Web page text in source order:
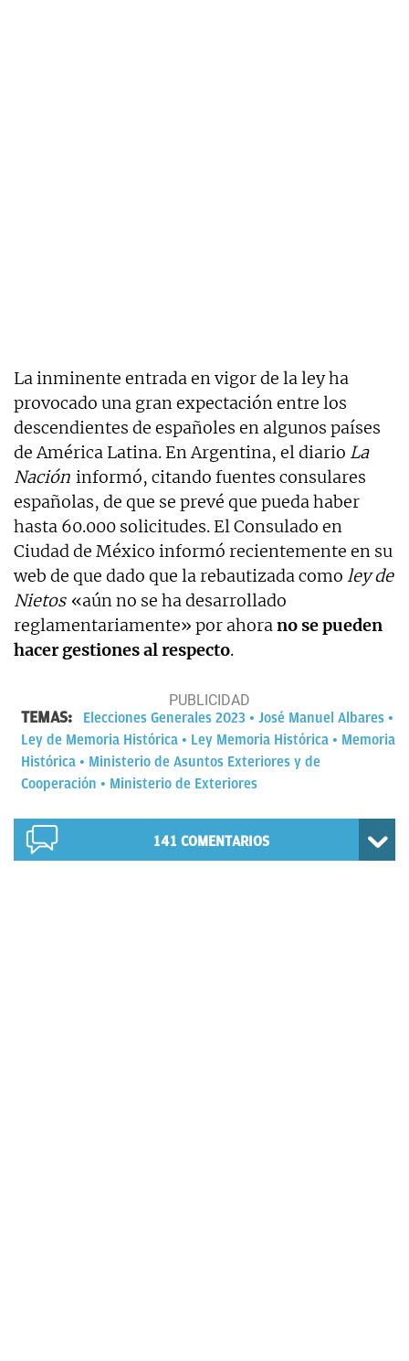
La inminente entrada en vigor de la ley ha
provocado una gran expectación entre los
descendientes de españoles en algunos países
de América Latina. En Argentina, el diario La
Nación informó, citando fuentes consulares
españolas, de que se prevé que pueda haber
hasta 60.000 solicitudes. El Consulado en
Ciudad de México informó recientemente en su
web de que dado que la rebautizada como ley de
Nietos «aún no se ha desarrollado
reglamentariamente» por ahorano se pueden
hacer gestiones al respecto.
TEMAS: Elecciones Generales 2023
José Manuel Albares
Ley de Memoria Histórica
Ley Memoria Histórica
Memoria
Histórica
Ministerio de Asuntos Exteriores y de
Cooperación
Ministerio de Exteriores
141 COMENTARIOS